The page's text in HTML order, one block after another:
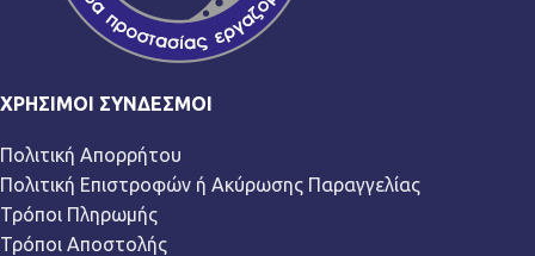
ΧΡΉΣΙΜΟΙ ΣΎΝΔΕΣΜΟΙ
Πολιτική Απορρήτου
Πολιτική Επιστροφών ή Ακύρωσης Παραγγελίας
Τρόποι Πληρωμής
Τρόποι Αποστολής